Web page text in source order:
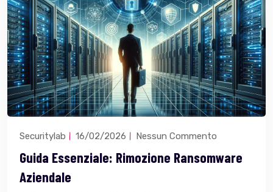
Securitylab 16/02/2026 Nessun Commento
Guida Essenziale: Rimozione Ransomware
Aziendale